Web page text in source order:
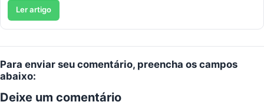
Ler artigo
Para enviar seu comentário, preencha os campos
abaixo:
Deixe um comentário